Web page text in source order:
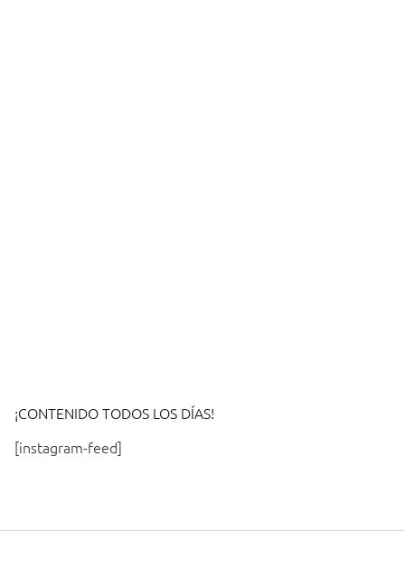
¡CONTENIDO TODOS LOS DÍAS!
[instagram-feed]